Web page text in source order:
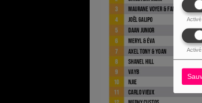
Activé
Activé